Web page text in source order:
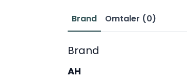
Brand Omtaler (0)
Brand
AH